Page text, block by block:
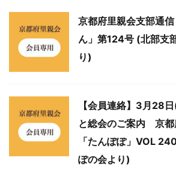
京都府里親会支部通
ん」第124号 (北部支
り)
【会員連絡】3月28
と総会のご案内 京都
「たんぽぽ」VOL
ぽの会より)